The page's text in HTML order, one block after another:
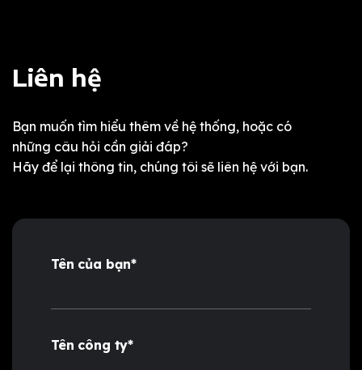
Liên hệ
Bạn muốn tìm hiểu thêm về hệ thống, hoặc có
những câu hỏi cần giải đáp?
Hãy để lại thông tin, chúng tôi sẽ liên hệ với bạn.
Tên của bạn*
Tên công ty*